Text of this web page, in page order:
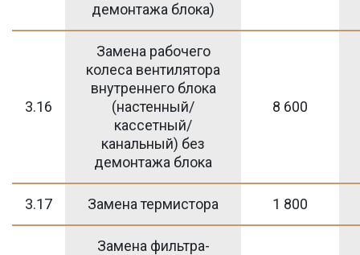
демонтажа блока)
3.16
Замена рабочего
колеса вентилятора
внутреннего блока
(настенный/
кассетный/
канальный) без
демонтажа блока
8 600
3.17 Замена термистора 1 800
Замена фильтра-